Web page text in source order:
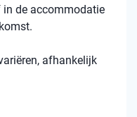
in de accommodatie
afhankelijk